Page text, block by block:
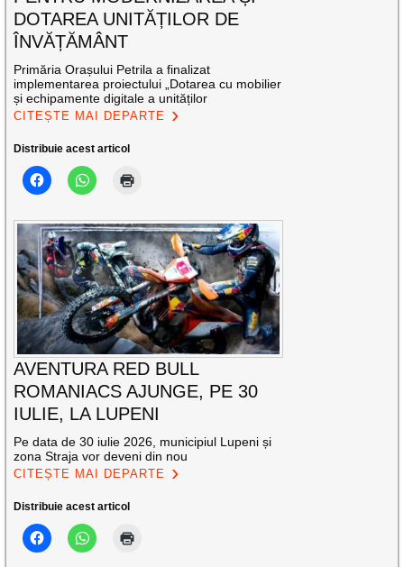
DOTAREA UNITĂȚILOR DE
ÎNVĂȚĂMÂNT
Primăria Orașului Petrila a finalizat
implementarea proiectului „Dotarea cu mobilier
și echipamente digitale a unităților
CITEȘTE MAI DEPARTE
Distribuie acest articol
AVENTURA RED BULL
ROMANIACS AJUNGE, PE 30
IULIE, LA LUPENI
Pe data de 30 iulie 2026, municipiul Lupeni și
zona Straja vor deveni din nou
CITEȘTE MAI DEPARTE
Distribuie acest articol